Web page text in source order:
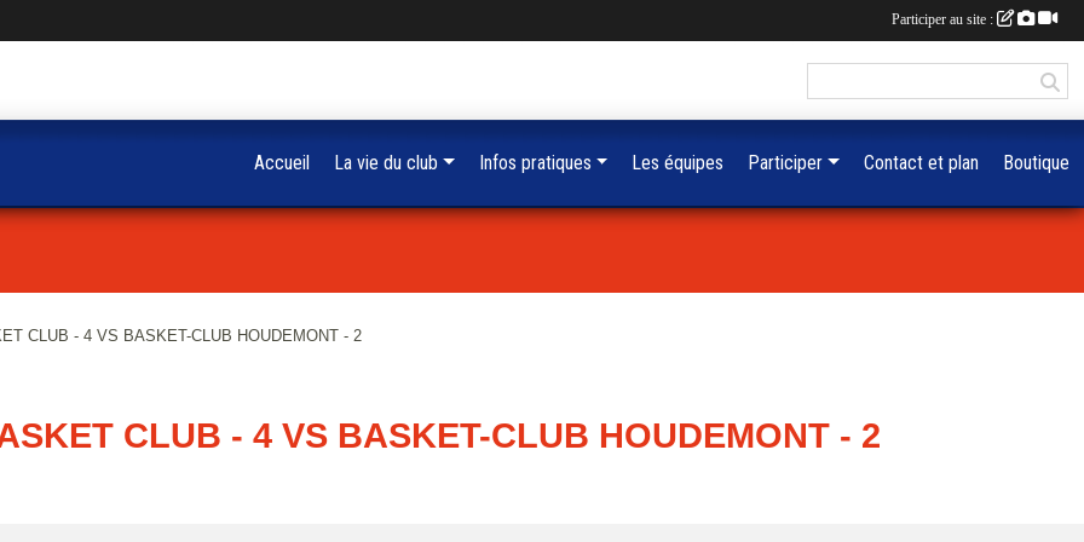
CLUB - 4 VS BASKET-CLUB HOUDEMONT - 2
CLUB - 4 VS BASKET-CLUB HOUDEMONT - 2
Accueil La vie du club Infos pratiques Les équipes Participer Contact et plan Boutique
Participer au site :